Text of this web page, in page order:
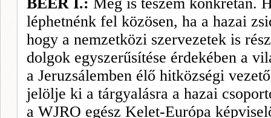
léphetnénk fel közösen, ha a hazai
hogy a nemzetközi szervezetek is
dolgok egyszerűsítése érdekében a
a Jeruzsálemben élő hit­községi
jelölje ki a tárgya­lásra a hazai
a WJRO egész Kelet-Európa